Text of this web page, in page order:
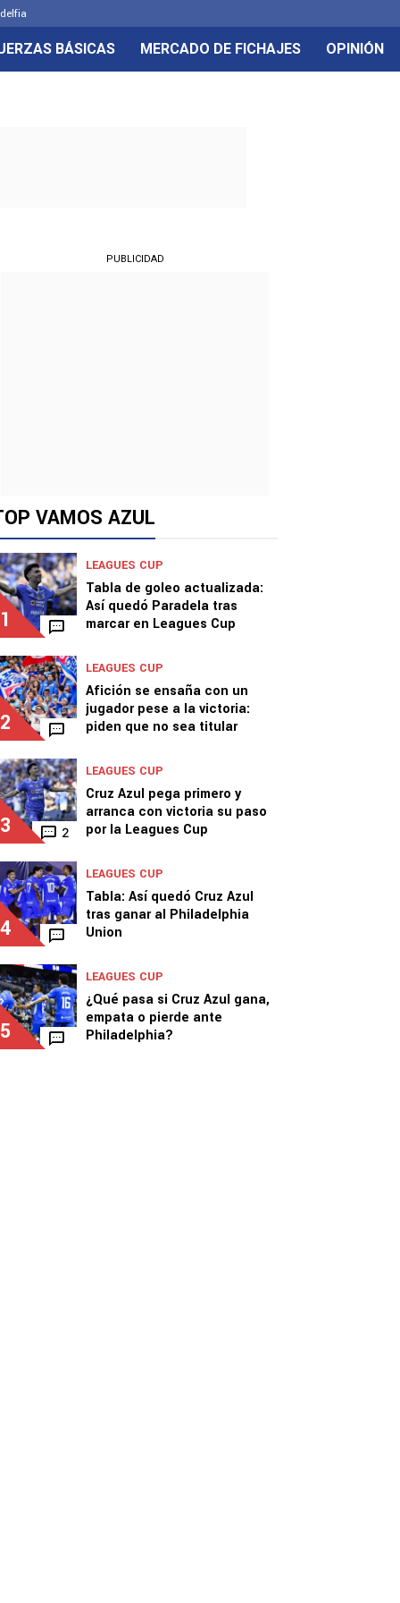
BÁSICAS MERCADO DE FICHAJES OPINIÓN
PUBLICIDAD
VAMOS AZUL
1
LEAGUES CUP
Tabla de goleo actualizada:
Así quedó Paradela tras
marcar en Leagues Cup
2
LEAGUES CUP
Afición se ensaña con un
jugador pese a la victoria:
piden que no sea titular
3 2
LEAGUES CUP
Cruz Azul pega primero y
arranca con victoria su paso
por la Leagues Cup
4
LEAGUES CUP
Tabla: Así quedó Cruz Azul
tras ganar al Philadelphia
Union
5
LEAGUES CUP
¿Qué pasa si Cruz Azul gana,
empata o pierde ante
Philadelphia?